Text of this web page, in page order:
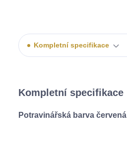
Kompletní specifikace
Kompletní specifikace
Potravinářská barva červená